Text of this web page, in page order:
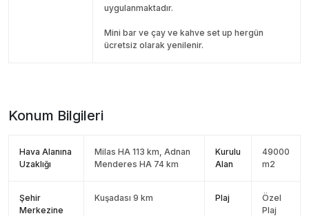
uygulanmaktadır.
Mini bar ve çay ve kahve set up hergün
ücretsiz olarak yenilenir.
Konum Bilgileri
Hava Alanına
Uzaklığı
Milas HA 113 km, Adnan
Menderes HA 74 km
Kurulu
Alan
49000
m2
Şehir
Merkezine
Kuşadası 9 km Plaj
Özel
Plaj